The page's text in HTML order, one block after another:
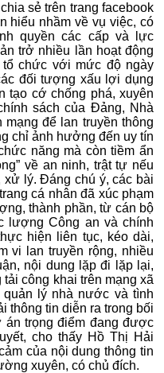
sẻ trên trang facebook
hiểu nhầm về vụ việc, có
quyền các cấp và lực
trở nhiều lần hoạt động
chức với mức độ ngày
đối tượng xấu lợi dụng
tạo cớ chống phá, xuyên
sách của Đảng, Nhà
để lan truyền thông
chỉ ảnh hưởng đến uy tín
năng mà còn tiềm ẩn
về an ninh, trật tự nếu
lý. Đáng chú ý, các bài
cá nhân đã xúc phạm
thành phần, từ cán bộ
lượng Công an và chính
hiện liên tục, kéo dài,
vi lan truyền rộng, nhiều
nội dung lặp đi lặp lại,
công khai trên mạng xã
lý nhà nước và tình
thông tin diễn ra trong bối
án trọng điểm đang được
cho thấy Hồ Thị Hải
của nội dung thông tin
xuyên, có chủ đích.